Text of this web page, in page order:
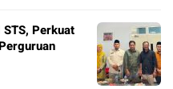
Perkuat